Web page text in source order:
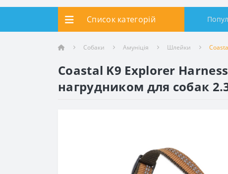
Список категорій
Собаки Амуніція Шлейки
Coastal K9 Explorer
нагрудником для собак